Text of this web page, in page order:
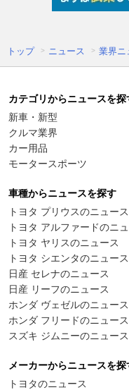
トップ ニュース 業界ニ
カテゴリからニュースを探
新車・新型
クルマ業界
カー用品
モータースポーツ
車種からニュースを探す
トヨタ プリウスのニュース
トヨタ アルファードのニ
トヨタ ヤリスのニュース
トヨタ シエンタのニュース
日産 セレナのニュース
日産 リーフのニュース
ホンダ ヴェゼルのニュース
ホンダ フリードのニュース
スズキ ジムニーのニュース
メーカーからニュースを探
トヨタのニュース